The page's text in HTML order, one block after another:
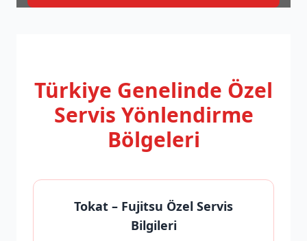
Türkiye Genelinde Özel
Servis Yönlendirme
Bölgeleri
Tokat – Fujitsu Özel Servis
Bilgileri